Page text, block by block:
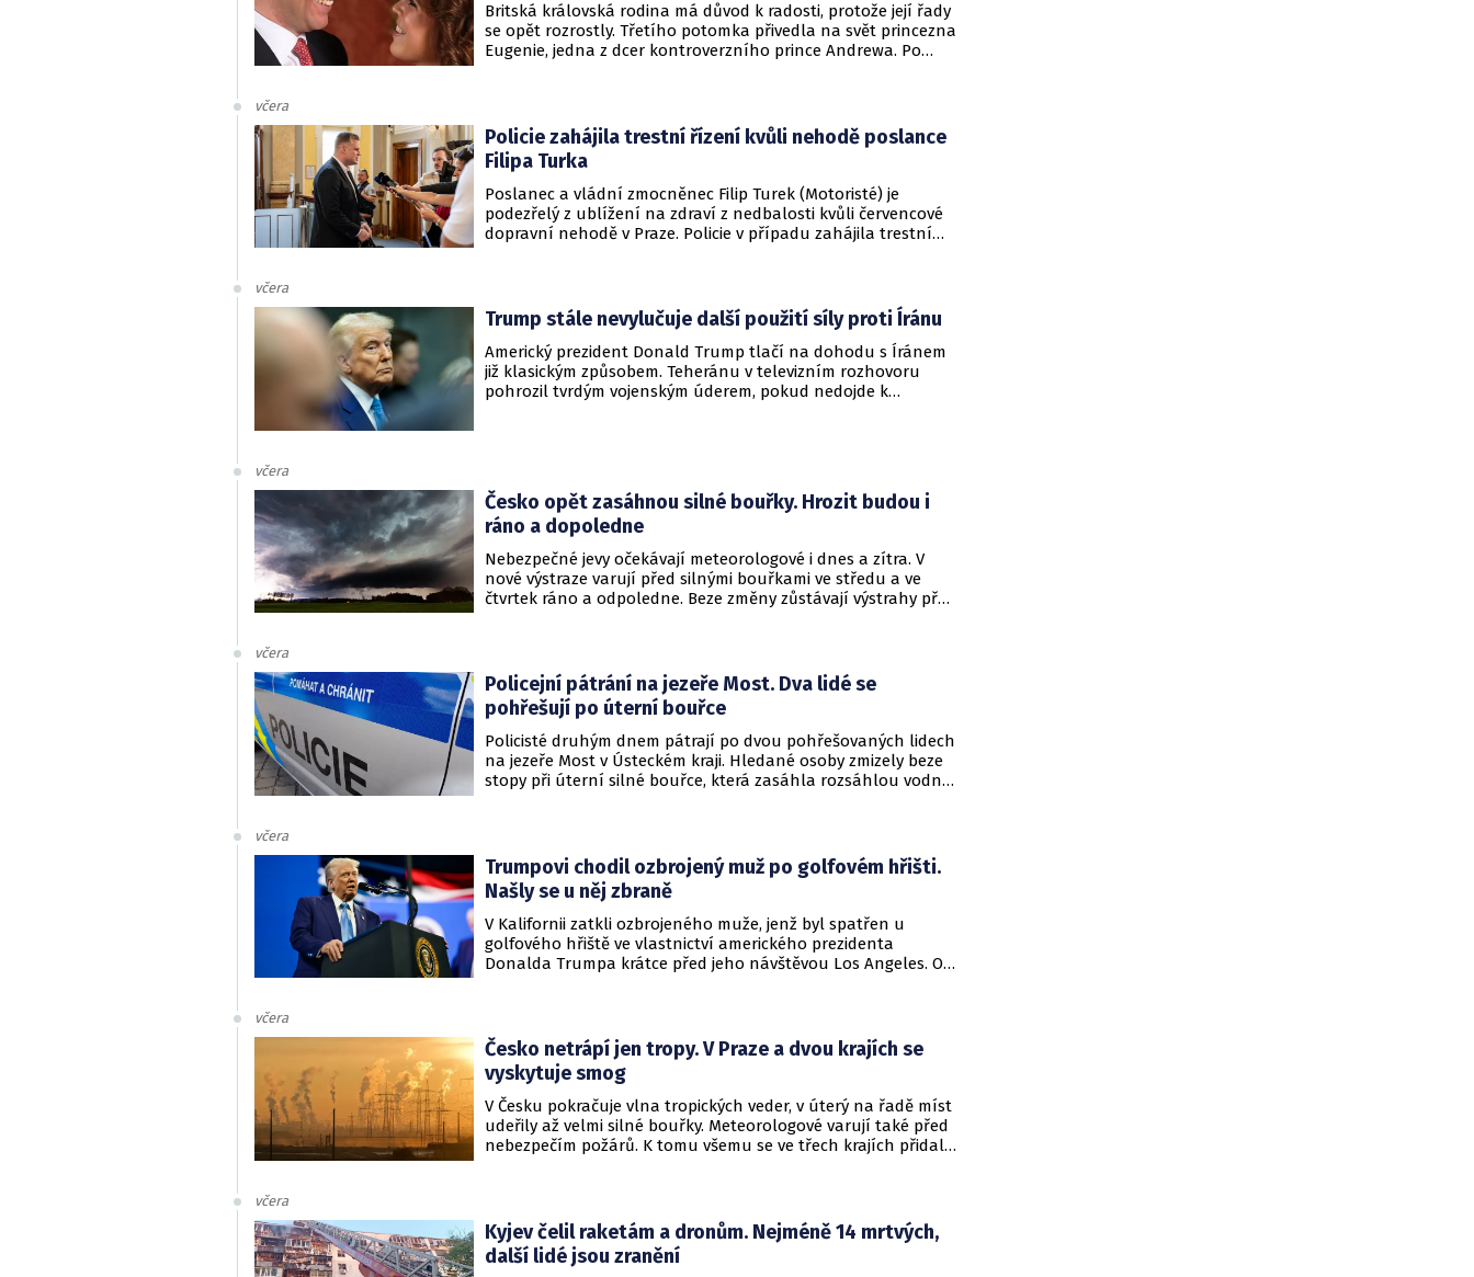
Britská královská rodina má důvod k radosti, protože její řady
se opět rozrostly. Třetího potomka přivedla na svět princezna
Eugenie, jedna z dcer kontroverzního prince Andrewa. Po
včera
Policie zahájila trestní řízení kvůli nehodě poslance
Filipa Turka
Poslanec a vládní zmocněnec Filip Turek (Motoristé) je
podezřelý z ublížení na zdraví z nedbalosti kvůli červencové
dopravní nehodě v Praze. Policie v případu zahájila trestní
včera
Trump stále nevylučuje další použití síly proti Íránu
Americký prezident Donald Trump tlačí na dohodu s Íránem
již klasickým způsobem. Teheránu v televizním rozhovoru
pohrozil tvrdým vojenským úderem, pokud nedojde k
včera
Česko opět zasáhnou silné bouřky. Hrozit budou i
ráno a dopoledne
Nebezpečné jevy očekávají meteorologové i dnes a zítra. V
nové výstraze varují před silnými bouřkami ve středu a ve
čtvrtek ráno a odpoledne. Beze změny zůstávají výstrahy před
včera
Policejní pátrání na jezeře Most. Dva lidé se
pohřešují po úterní bouřce
Policisté druhým dnem pátrají po dvou pohřešovaných lidech
na jezeře Most v Ústeckém kraji. Hledané osoby zmizely beze
stopy při úterní silné bouřce, která zasáhla rozsáhlou vodní
včera
Trumpovi chodil ozbrojený muž po golfovém hřišti.
Našly se u něj zbraně
V Kalifornii zatkli ozbrojeného muže, jenž byl spatřen u
golfového hřiště ve vlastnictví amerického prezidenta
Donalda Trumpa krátce před jeho návštěvou Los Angeles. O
včera
Česko netrápí jen tropy. V Praze a dvou krajích se
vyskytuje smog
V Česku pokračuje vlna tropických veder, v úterý na řadě míst
udeřily až velmi silné bouřky. Meteorologové varují také před
nebezpečím požárů. K tomu všemu se ve třech krajích přidal
včera
Kyjev čelil raketám a dronům. Nejméně 14 mrtvých,
další lidé jsou zranění